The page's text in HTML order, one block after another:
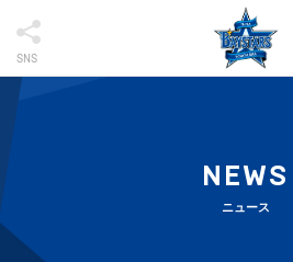
SNS
NEWS
ニュース